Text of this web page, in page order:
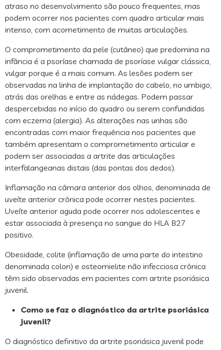
atraso no desenvolvimento são pouco frequentes, mas
podem ocorrer nos pacientes com quadro articular mais
intenso, com acometimento de muitas articulações.
O comprometimento da pele (cutâneo) que predomina na
infância é a psoríase chamada de psoríase vulgar clássica,
vulgar porque é a mais comum. As lesões podem ser
observadas na linha de implantação do cabelo, no umbigo,
atrás das orelhas e entre as nádegas. Podem passar
despercebidas no início do quadro ou serem confundidas
com eczema (alergia). As alterações nas unhas são
encontradas com maior frequência nos pacientes que
também apresentam o comprometimento articular e
podem ser associadas a artrite das articulações
interfalangeanas distais (das pontas dos dedos).
Inflamação na câmara anterior dos olhos, denominada de
uveíte anterior crônica pode ocorrer nestes pacientes.
Uveíte anterior aguda pode ocorrer nos adolescentes e
estar associada à presença no sangue do HLA B27
positivo.
Obesidade, colite (inflamação de uma parte do intestino
denominada colon) e osteomielite não infecciosa crônica
têm sido observadas em pacientes com artrite psoriásica
juvenil.
Como se faz o diagnóstico da artrite psoriásica
juvenil?
O diagnóstico definitivo da artrite psoriásica juvenil pode